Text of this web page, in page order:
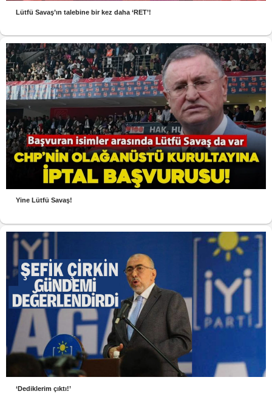
Lütfü Savaş’ın talebine bir kez daha ‘RET’!
Yine Lütfü Savaş!
‘Dediklerim çıktı!’